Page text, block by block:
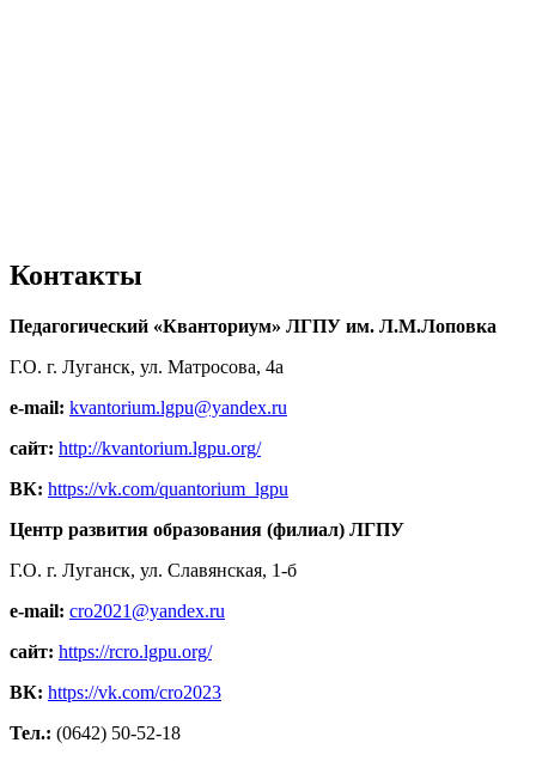
Контакты
Педагогический «Кванториум» ЛГПУ им. Л.М.Лоповка
Г.О. г. Луганск, ул. Матросова, 4а
e-mail: kvantorium.lgpu@yandex.ru
сайт: http://kvantorium.lgpu.org/
ВК: https://vk.com/quantorium_lgpu
Центр развития образования (филиал) ЛГПУ
Г.О. г. Луганск, ул. Славянская, 1-б
e-mail: cro2021@yandex.ru
сайт: https://rcro.lgpu.org/
ВК: https://vk.com/cro2023
Тел.: (0642) 50-52-18